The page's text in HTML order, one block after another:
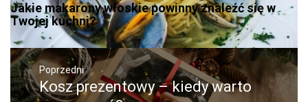
Jakie makarony włoskie powinny znaleźć się w
Twojej kuchni?
Nawigacja
wpisuPoprzedni
Poprzedni
wpis:
Kosz prezentowy – kiedy warto